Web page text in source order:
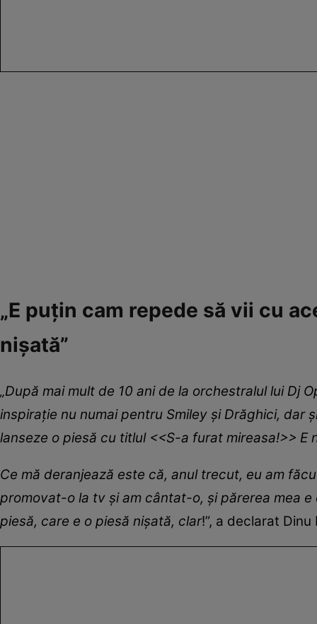
„E puțin cam repede să vii cu
nișată”
„După mai mult de 10 ani de la orchestralul lui Dj
inspirație nu numai pentru Smiley și Drăghici,
lanseze o piesă cu titlul <<S-a furat mireasa!>> E
Ce mă deranjează este că, anul trecut, eu am
promovat-o la tv și am cântat-o, și părerea mea
piesă, care e o piesă nișată, clar!”, a declarat